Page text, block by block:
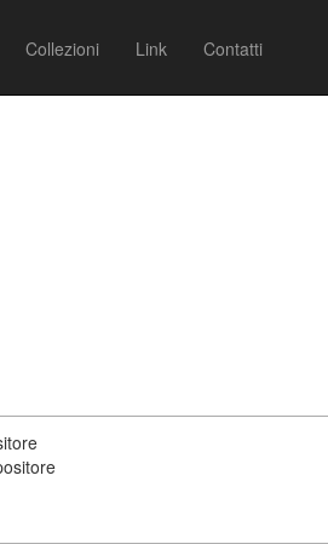
Collezioni Link Contatti